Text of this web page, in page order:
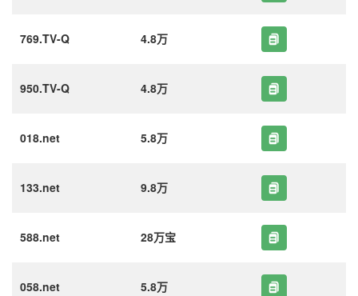
769.TV-Q 4.8万
950.TV-Q 4.8万
018.net 5.8万
133.net 9.8万
588.net 28万宝
058.net 5.8万